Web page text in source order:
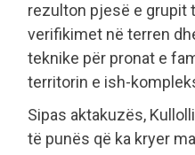
rezulton pjesë e grupit
verifikimet në terren
teknike për pronat e
territorin e ish-
Sipas aktakuzës,
të punës që ka kryer